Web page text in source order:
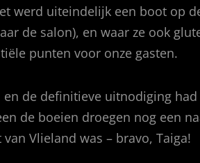
werd uiteindelijk een boot op
de salon), en waar ze ook
punten voor onze gasten.
de definitieve uitnodiging
de boeien droegen nog een
Vlieland was – bravo, Taiga!